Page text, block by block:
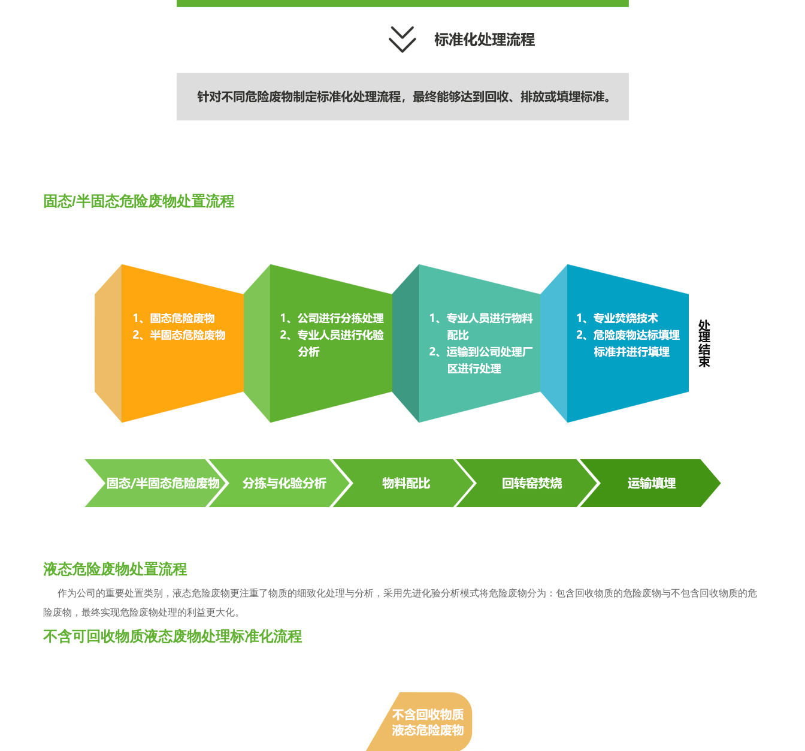
固态/半固态危险废物处置流程
液态危险废物处置流程
作为公司的重要处置类别，液态危险废物更注重了物质的细致化处理与分析，采用先进化验分析模式将危险废物分为：包含回收物质的危险废物与不包含回收物质的危
险废物，最终实现危险废物处理的利益更大化。
不含可回收物质液态废物处理标准化流程